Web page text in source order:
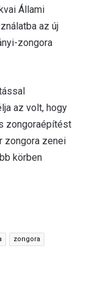
Állami
az új
zongora
az volt, hogy
zongoraépítést
zongora zenei
körben
zongora